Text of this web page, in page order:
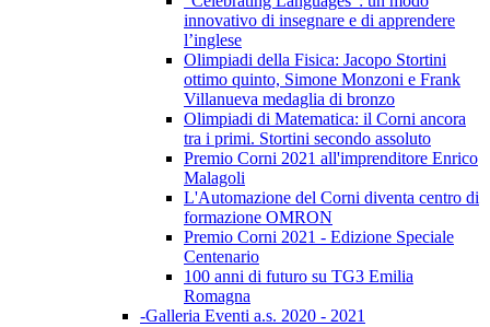
innovativo di insegnare e di apprendere
l’inglese
Olimpiadi della Fisica: Jacopo Stortini
ottimo quinto, Simone Monzoni e Frank
Villanueva medaglia di bronzo
Olimpiadi di Matematica: il Corni ancora
tra i primi. Stortini secondo assoluto
Premio Corni 2021 all'imprenditore Enrico
Malagoli
L'Automazione del Corni diventa centro di
formazione OMRON
Premio Corni 2021 - Edizione Speciale
Centenario
100 anni di futuro su TG3 Emilia
Romagna
-Galleria Eventi a.s. 2020 - 2021